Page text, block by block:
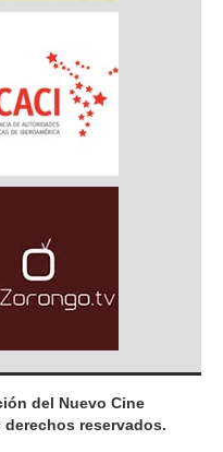
del Nuevo Cine
reservados.